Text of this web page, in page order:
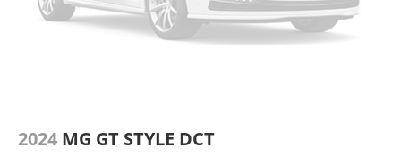
2024 MG GT STYLE DCT